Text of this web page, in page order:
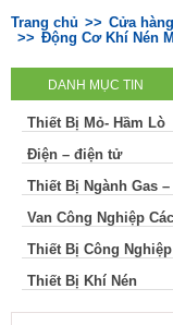
Trang chủ Cửa hàng
Động Cơ Khí Nén
DANH MỤC TIN
Thiết Bị Mỏ- Hầm Lò
Điện – điện tử
Thiết Bị Ngành Gas
Van Công Nghiệp
Thiết Bị Công Nghiệp
Thiết Bị Khí Nén